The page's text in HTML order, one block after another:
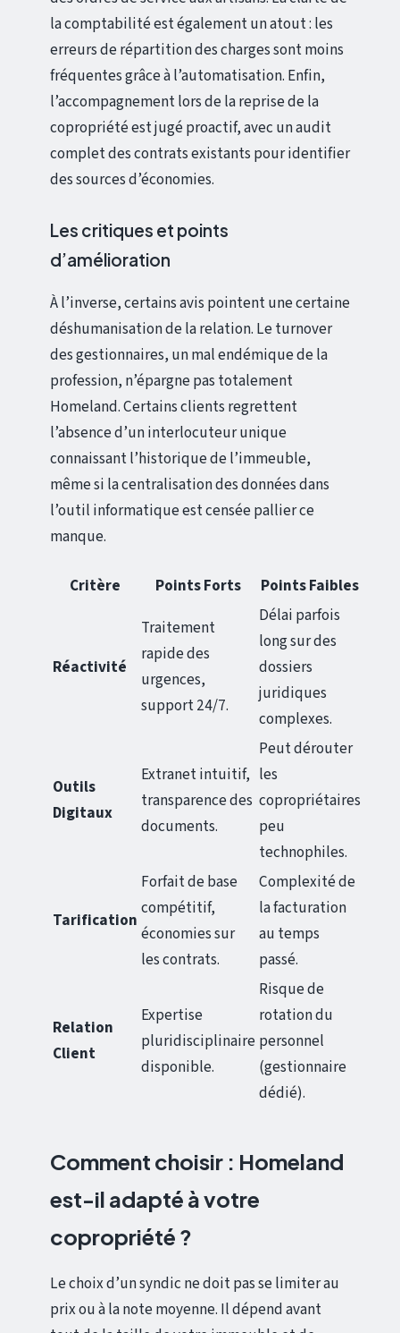
la comptabilité est également un atout : les
erreurs de répartition des charges sont moins
fréquentes grâce à l’automatisation. Enfin,
l’accompagnement lors de la reprise de la
copropriété est jugé proactif, avec un audit
complet des contrats existants pour identifier
des sources d’économies.
Les critiques et points
d’amélioration
À l’inverse, certains avis pointent une certaine
déshumanisation de la relation. Le turnover
des gestionnaires, un mal endémique de la
profession, n’épargne pas totalement
Homeland. Certains clients regrettent
l’absence d’un interlocuteur unique
connaissant l’historique de l’immeuble,
même si la centralisation des données dans
l’outil informatique est censée pallier ce
manque.
Critère Points Forts Points Faibles
Réactivité
Traitement
rapide des
urgences,
support 24/7.
Délai parfois
long sur des
dossiers
juridiques
complexes.
Outils
Digitaux
Extranet intuitif,
transparence des
documents.
Peut dérouter
les
copropriétaires
peu
technophiles.
Tarification
Forfait de base
compétitif,
économies sur
les contrats.
Complexité de
la facturation
au temps
passé.
Relation
Client
Expertise
pluridisciplinaire
disponible.
Risque de
rotation du
personnel
(gestionnaire
dédié).
Comment choisir : Homeland
est-il adapté à votre
copropriété ?
Le choix d’un syndic ne doit pas se limiter au
prix ou à la note moyenne. Il dépend avant